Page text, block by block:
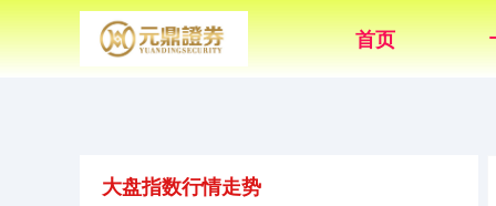
首页
大盘指数行情走势